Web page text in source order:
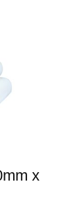
x